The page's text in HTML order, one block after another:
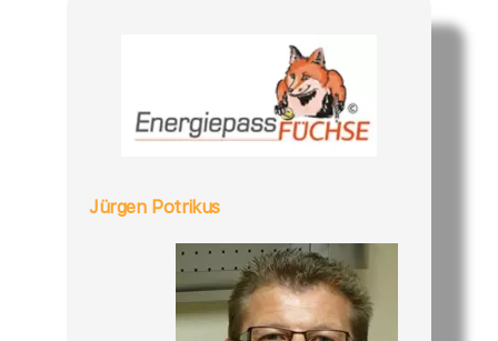
Jürgen Potrikus